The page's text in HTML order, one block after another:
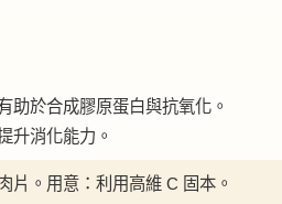
助於合成膠原蛋白與抗氧化。
升消化能力。
片。用意：利用高維 C 固本。